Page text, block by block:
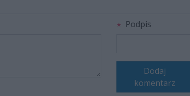
Podpis
Dodaj
komentarz